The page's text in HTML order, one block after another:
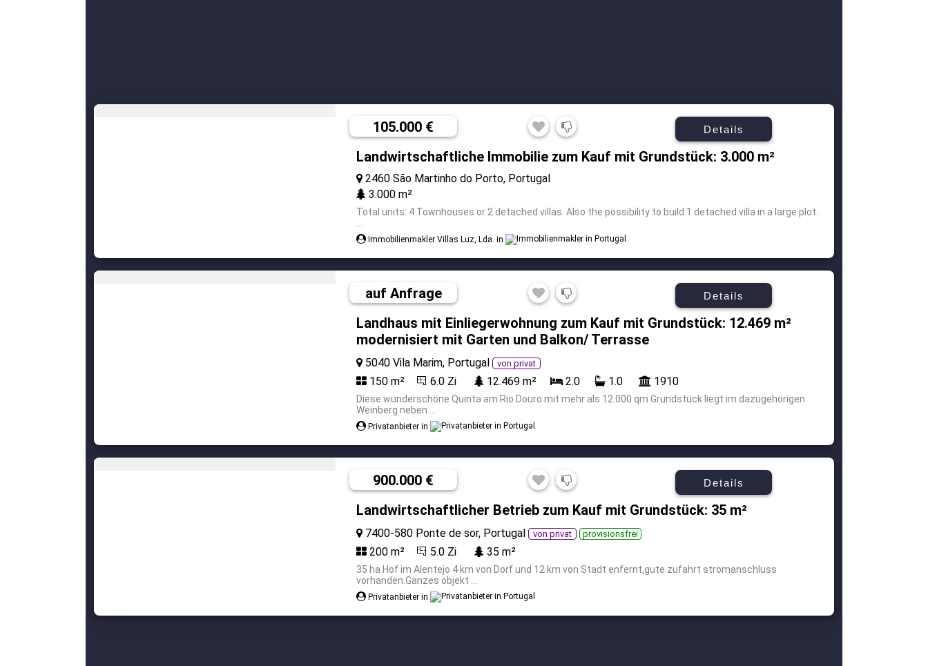
105.000 € Details
Landwirtschaftliche Immobilie zum Kauf mit Grundstück: 3.000 m²
2460 São Martinho do Porto, Portugal
3.000 m²
Total units: 4 Townhouses or 2 detached villas. Also the possibility to build 1 detached villa in a large plot.
Immobilienmakler Villas Luz, Lda. in
auf Anfrage Details
Landhaus mit Einliegerwohnung zum Kauf mit Grundstück: 12.469 m²
modernisiert mit Garten und Balkon/ Terrasse
5040 Vila Marim, Portugal von privat
150 m² 6.0 Zi 12.469 m² 2.0 1.0 1910
Diese wunderschöne Quinta am Rio Douro mit mehr als 12.000 qm Grundstück liegt im dazugehörigen
Weinberg neben ...
Privatanbieter in
900.000 € Details
Landwirtschaftlicher Betrieb zum Kauf mit Grundstück: 35 m²
7400-580 Ponte de sor, Portugal von privat provisionsfrei
200 m² 5.0 Zi 35 m²
35 ha Hof im Alentejo 4 km von Dorf und 12 km von Stadt enfernt,gute zufahrt stromanschluss
vorhanden.Ganzes objekt ...
Privatanbieter in